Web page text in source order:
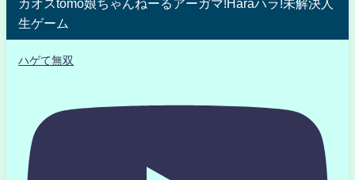
カオスtomo娘ちゃんねーるアーガマ!Haraハラ!未解決人
生ゲーム
ハゲて無双